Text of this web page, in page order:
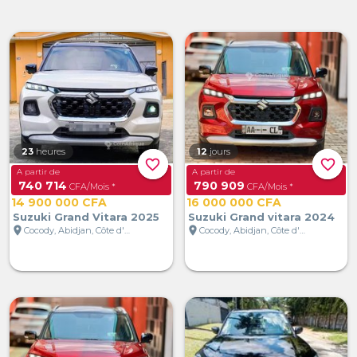
favorite_border
23 heures
A partir de
740 714 CFA/Mois *
14 900 000 CFA
Suzuki Grand Vitara 2025
location_on
Cocody, Abidjan, Côte d'Ivoire
favorite_border
12 jours
A partir de
790 909 CFA/Mois *
16 000 000 CFA
Suzuki Grand vitara 2024
location_on
Cocody, Abidjan, Côte d'Ivoire